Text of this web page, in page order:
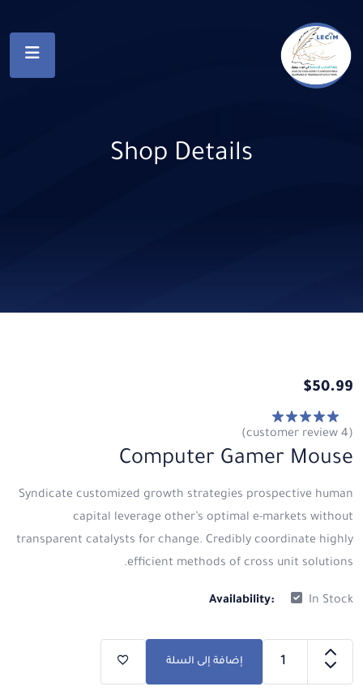
Shop Details
$50.99
تم التقييم5.00
(
4
Computer Gamer Mouse
Syndicate customized growth strategies prospective human
capital leverage other’s optimal e-markets without
transparent catalysts for change. Credibly coordinate highly
efficient methods of cross unit solutions.
Availability: In Stock
إضافة إلى السلة